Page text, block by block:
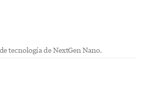
tecnología de NextGen Nano.